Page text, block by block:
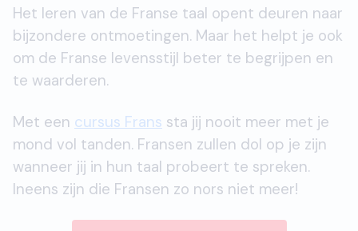
Het leren van de Franse taal opent deuren naar
bijzondere ontmoetingen. Maar het helpt je ook
om de Franse levensstijl beter te begrijpen en
te waarderen.
Met een cursus Frans sta jij nooit meer met je
mond vol tanden. Fransen zullen dol op je zijn
wanneer jij in hun taal probeert te spreken.
Ineens zijn die Fransen zo nors niet meer!